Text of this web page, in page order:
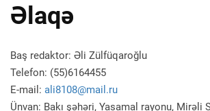
Əlaqə
Baş redaktor: Əli Zülfüqaroğlu
Telefon: (55)6164455
E-mail: ali8108@mail.ru
Ünvan: Bakı şəhəri, Yasamal rayonu, Mirəli